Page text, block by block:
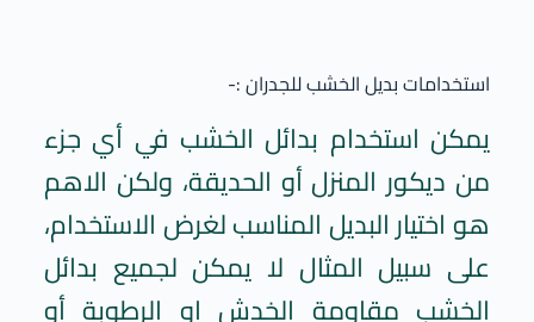
استخدامات بديل الخشب للجدران :-
يمكن استخدام بدائل الخشب في أي جزء
من ديكور المنزل أو الحديقة، ولكن الاهم
هو اختيار البديل المناسب لغرض الاستخدام،
على سبيل المثال لا يمكن لجميع بدائل
الخشب مقاومة الخدش او الرطوبة أو